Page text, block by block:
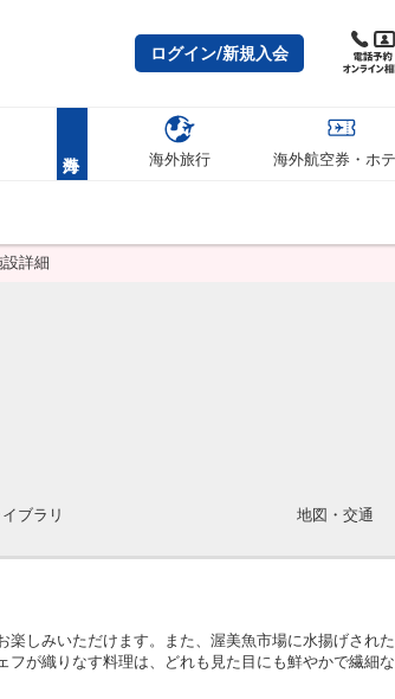
ログイン/新規入会
海外旅行 海外航空券・ホ
詳細
ブラリ 地図・交通
しみいただけます。また、渥美魚市場に水揚げされ
が織りなす料理は、どれも見た目にも鮮やかで繊細